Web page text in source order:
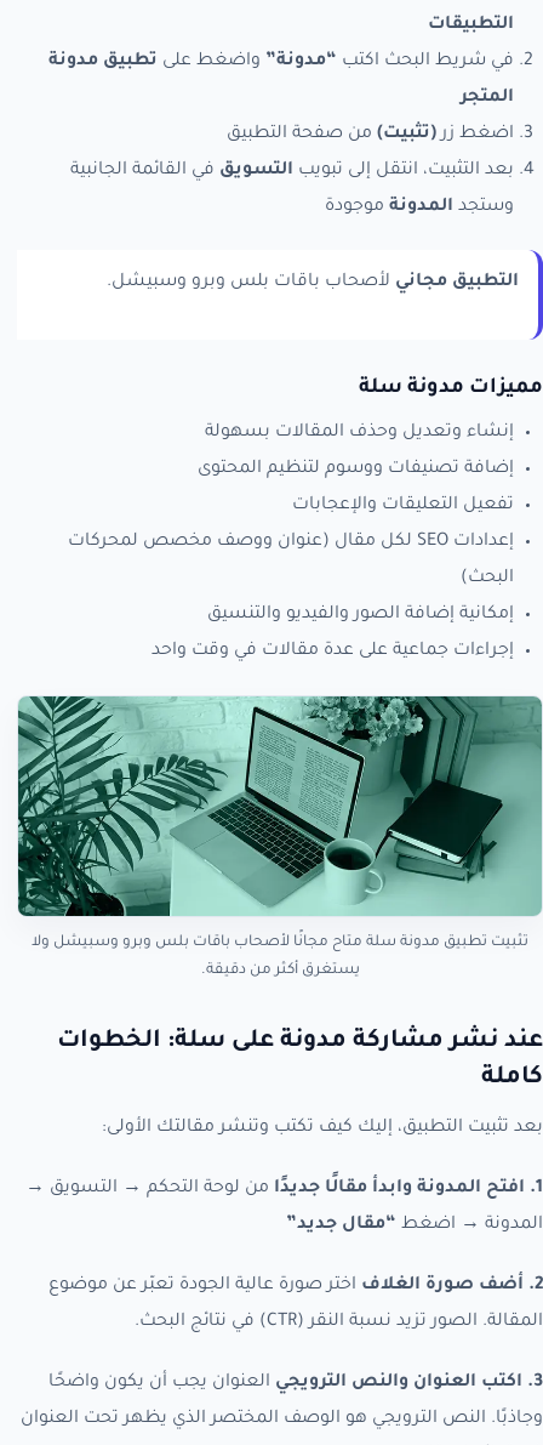
التطبيقات
في شريط البحث اكتب “مدونة” واضغط على تطبيق مدونة
المتجر
اضغط زر (تثبيت) من صفحة التطبيق
بعد التثبيت، انتقل إلى تبويب التسويق في القائمة الجانبية
وستجد المدونة موجودة
التطبيق مجاني لأصحاب باقات بلس وبرو وسبيشل.
مميزات مدونة سلة
إنشاء وتعديل وحذف المقالات بسهولة
إضافة تصنيفات ووسوم لتنظيم المحتوى
تفعيل التعليقات والإعجابات
إعدادات SEO لكل مقال (عنوان ووصف مخصص لمحركات
البحث)
إمكانية إضافة الصور والفيديو والتنسيق
إجراءات جماعية على عدة مقالات في وقت واحد
تثبيت تطبيق مدونة سلة متاح مجانًا لأصحاب باقات بلس وبرو وسبيشل ولا
يستغرق أكثر من دقيقة.
عند نشر مشاركة مدونة على سلة: الخطوات
كاملة
بعد تثبيت التطبيق، إليك كيف تكتب وتنشر مقالتك الأولى:
1. افتح المدونة وابدأ مقالًا جديدًا
من لوحة التحكم → التسويق →
المدونة → اضغط “مقال جديد”
2. أضف صورة الغلاف
اختر صورة عالية الجودة تعبّر عن موضوع
المقالة. الصور تزيد نسبة النقر (CTR) في نتائج البحث.
3. اكتب العنوان والنص الترويجي
العنوان يجب أن يكون واضحًا
وجاذبًا. النص الترويجي هو الوصف المختصر الذي يظهر تحت العنوان